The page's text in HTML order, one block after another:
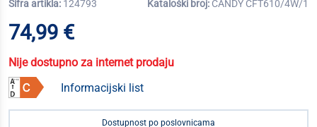
Šifra artikla: 124793 Kataloški broj: CANDY CFT610/4W/1
74,99 €
Nije dostupno za internet prodaju
Informacijski list
Dostupnost po poslovnicama